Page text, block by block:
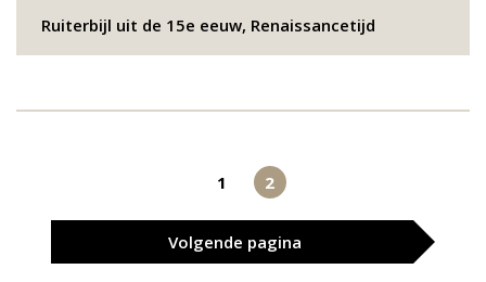
Ruiterbijl uit de 15e eeuw, Renaissancetijd
1 2
Volgende pagina